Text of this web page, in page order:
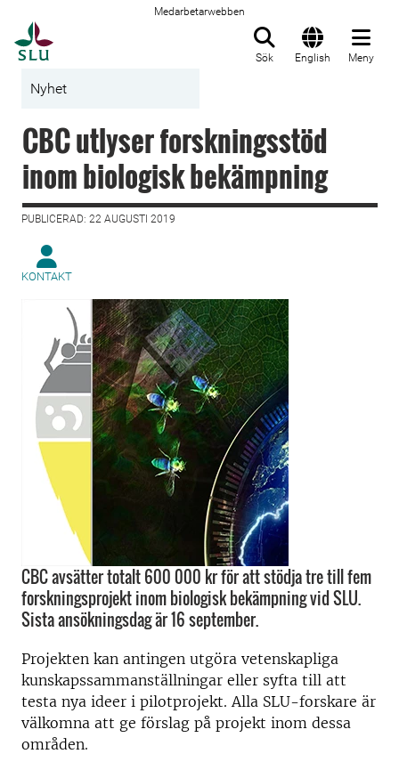
Medarbetarwebben
Sök English Meny
Nyhet
CBC utlyser forskningsstöd
inom biologisk bekämpning
PUBLICERAD: 22 AUGUSTI 2019
KONTAKT
CBC avsätter totalt 600 000 kr för att stödja tre till fem
forskningsprojekt inom biologisk bekämpning vid SLU.
Sista ansökningsdag är 16 september.
Projekten kan antingen utgöra vetenskapliga
kunskapssammanställningar eller syfta till att
testa nya ideer i pilotprojekt. Alla SLU-forskare är
välkomna att ge förslag på projekt inom dessa
områden.